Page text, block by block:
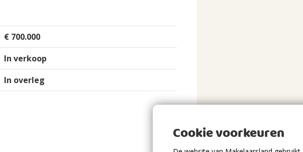
en geliefde woonomgeving nabij de Vaartse
dorp Vreeswijk, het haventje, de
plek om te wandelen, tot rust te komen of
openbaar vervoer zijn goed bereikbaar.
Nieuwegein en de A27.
in de parkeergarage. De
€ 700.000
In verkoop
In overleg
Cookie voorkeuren